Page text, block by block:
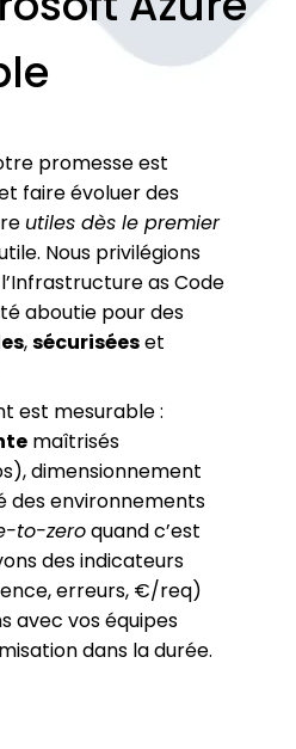
promesse est
faire évoluer des
utiles dès le premier
Nous privilégions
as Code
aboutie pour des
,sécuriséeset
est mesurable :
maîtrisés
dimensionnement
des environnements
to-zeroquand c’est
des indicateurs
erreurs, €/req)
avec vos équipes
dans la durée.